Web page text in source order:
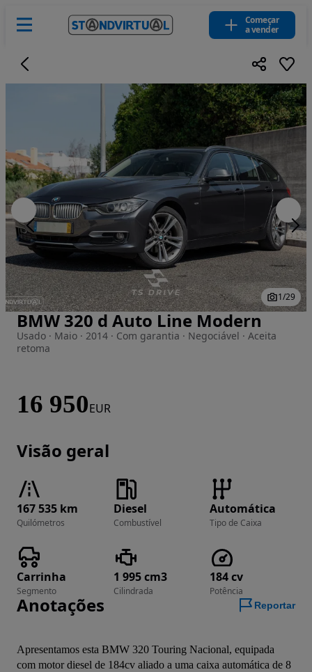
Começar
a vender
Imagem 1 de 29
1/29
BMW 320 d Auto Line Modern
Usado · Maio · 2014 · Com garantia · Negociável · Aceita
retoma
16 950EUR
Visão geral
167 535 km
Quilómetros
Diesel
Combustível
Automática
Tipo de Caixa
Carrinha
Segmento
1 995 cm3
Cilindrada
184 cv
Potência
Anotações Reportar
Apresentamos esta BMW 320 Touring Nacional, equipada
com motor diesel de 184cv aliado a uma caixa automática de 8